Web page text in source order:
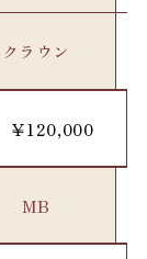
クラウン
￥120,000
MB